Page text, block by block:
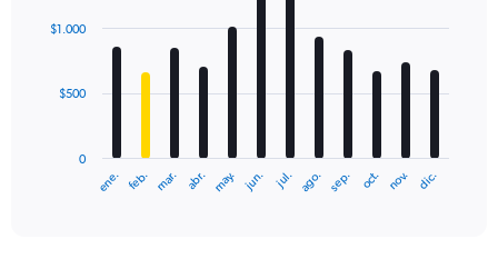
with
12
The
ene. feb. mar. abr. may. jun. jul. ago. sep. oct. nov. dic.
0
$500
$1.000